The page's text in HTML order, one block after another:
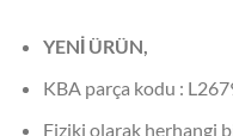
YENİ ÜRÜN,
KBA parça kodu :
Fiziki olarak herhangi